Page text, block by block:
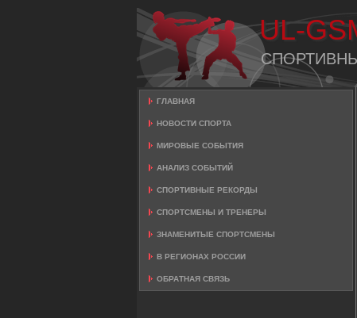
UL-
ГЛАВНАЯ
НОВОСТИ СПОРТА
МИРОВЫЕ СОБЫТИЯ
АНАЛИЗ СОБЫТИЙ
СПОРТИВНЫЕ РЕКОРДЫ
СПОРТСМЕНЫ И ТРЕНЕРЫ
ЗНАМЕНИТЫЕ СПОРТСМЕНЫ
В РЕГИОНАХ РОССИИ
ОБРАТНАЯ СВЯЗЬ